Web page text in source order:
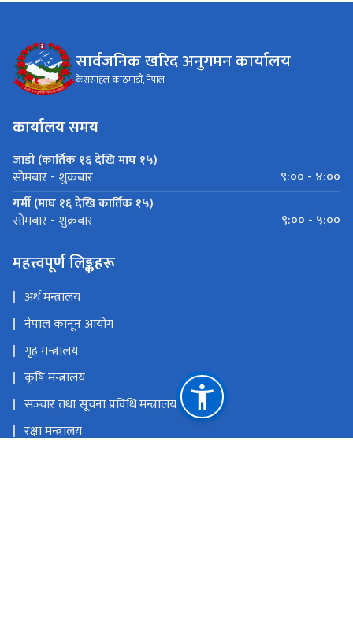
सार्वजनिक खरिद अनुगमन कार्यालय
केसरमहल काठमाडौं, नेपाल
कार्यालय समय
जाडो (कार्तिक १६ देखि माघ १५)
सोमबार - शुक्रबार
९:०० - ४:००
गर्मी (माघ १६ देखि कार्तिक १५)
सोमबार - शुक्रबार ९:०० - ५:००
महत्त्वपूर्ण लिङ्कहरू
अर्थ मन्त्रालय
नेपाल कानून आयोग
गृह मन्त्रालय
कृषि मन्त्रालय
सञ्‍चार तथा सूचना प्रविधि मन्त्रालय
रक्षा मन्त्रालय